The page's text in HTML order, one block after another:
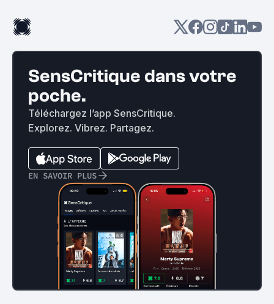
SensCritique dans votre
poche.
Téléchargez l’app SensCritique.
Explorez. Vibrez. Partagez.
EN SAVOIR PLUS